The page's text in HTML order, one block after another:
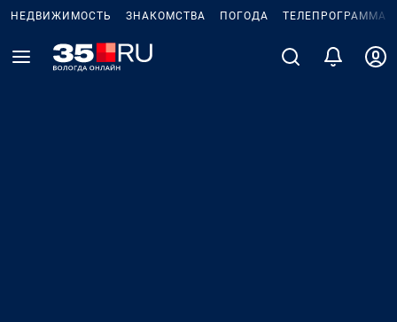
НЕДВИЖИМОСТЬ ЗНАКОМСТВА ПОГОДА ТЕЛЕПРОГРАММА